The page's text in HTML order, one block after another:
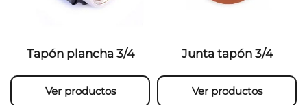
Tapón plancha 3/4
Ver productos
Junta tapón 3/4
Ver productos